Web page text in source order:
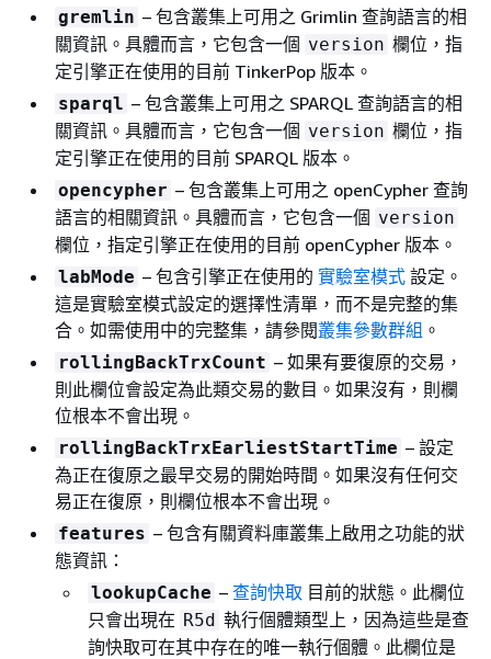
gremlin – 包含叢集上可用之 Grimlin 查詢語言的相
關資訊。具體而言，它包含一個 version 欄位，指
定引擎正在使用的目前 TinkerPop 版本。
sparql – 包含叢集上可用之 SPARQL 查詢語言的相
關資訊。具體而言，它包含一個 version 欄位，指
定引擎正在使用的目前 SPARQL 版本。
opencypher – 包含叢集上可用之 openCypher 查詢
語言的相關資訊。具體而言，它包含一個 version
欄位，指定引擎正在使用的目前 openCypher 版本。
labMode – 包含引擎正在使用的 實驗室模式 設定。
這是實驗室模式設定的選擇性清單，而不是完整的集
合。如需使用中的完整集，請參閱叢集參數群組 。
rollingBackTrxCount – 如果有要復原的交易，
則此欄位會設定為此類交易的數目。如果沒有，則欄
位根本不會出現。
rollingBackTrxEarliestStartTime – 設定
為正在復原之最早交易的開始時間。如果沒有任何交
易正在復原，則欄位根本不會出現。
features – 包含有關資料庫叢集上啟用之功能的狀
態資訊：
lookupCache – 查詢快取 目前的狀態。此欄位
只會出現在 R5d 執行個體類型上，因為這些是查
詢快取可在其中存在的唯一執行個體。此欄位是